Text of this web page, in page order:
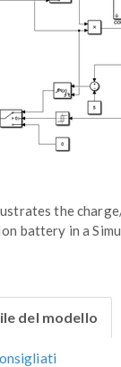
the
battery in a
del modello